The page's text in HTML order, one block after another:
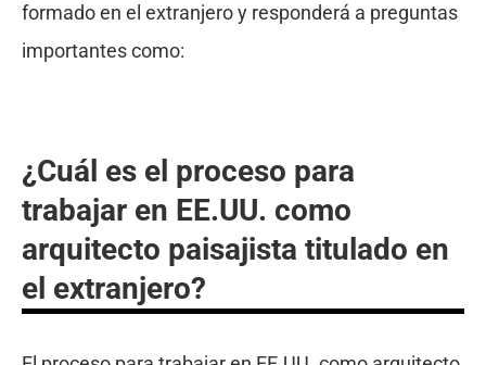
formado en el extranjero y responderá a preguntas
importantes como:
¿Cuál es el proceso para
trabajar en EE.UU. como
arquitecto paisajista titulado en
el extranjero?